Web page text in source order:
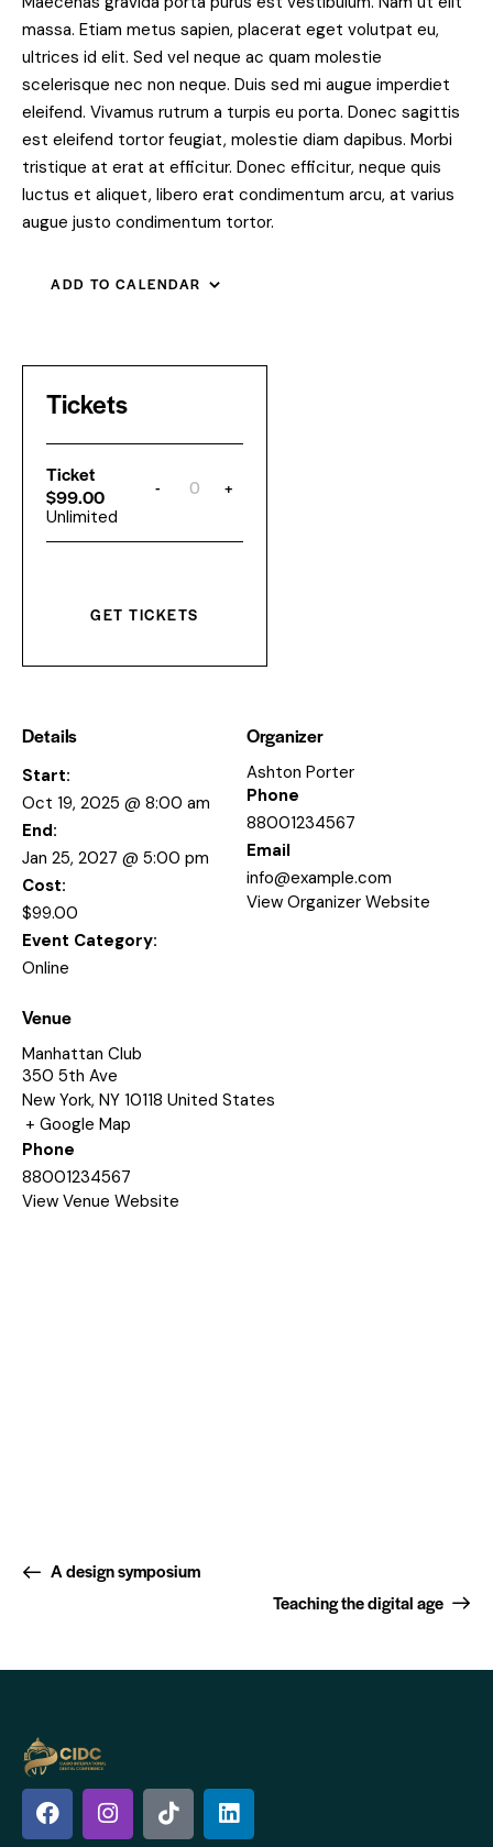
massa. Etiam metus sapien, placerat eget volutpat eu,
ultrices id elit. Sed vel neque ac quam molestie
scelerisque nec non neque. Duis sed mi augue imperdiet
eleifend. Vivamus rutrum a turpis eu porta. Donec sagittis
est eleifend tortor feugiat, molestie diam dapibus. Morbi
tristique at erat at efficitur. Donec efficitur, neque quis
luctus et aliquet, libero erat condimentum arcu, at varius
augue justo condimentum tortor.
ADD TO CALENDAR
Tickets
Ticket
$99.00
Unlimited
- Q
n
y
+
GET TICKETS
Details
Start:
Oct 19, 2025 @ 8:00 am
End:
Jan 25, 2027 @ 5:00 pm
Cost:
$99.00
Event Category:
Online
Organizer
Ashton Porter
Phone
88001234567
Email
info@example.com
View Organizer Website
Venue
Manhattan Club
350 5th Ave
New York, NY 10118 United States
+ Google Map
Phone
88001234567
View Venue Website
A design symposium
Teaching the digital age